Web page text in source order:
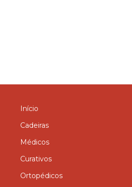
Início
Cadeiras
Médicos
Curativos
Ortopédicos